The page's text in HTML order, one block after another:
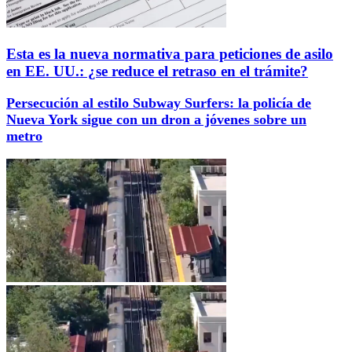
Esta es la nueva normativa para peticiones de asilo
en EE. UU.: ¿se reduce el retraso en el trámite?
Persecución al estilo Subway Surfers: la policía de
Nueva York sigue con un dron a jóvenes sobre un
metro